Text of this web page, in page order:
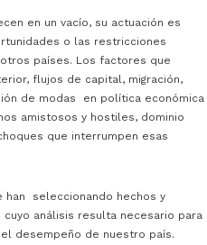
en un vacío, su actuación es
o las restricciones
países. Los factores que
flujos de capital, migración,
de modas en política económica
amistosos y hostiles, dominio
que interrumpen esas
han seleccionando hechos y
análisis resulta necesario para
desempeño de nuestro país.